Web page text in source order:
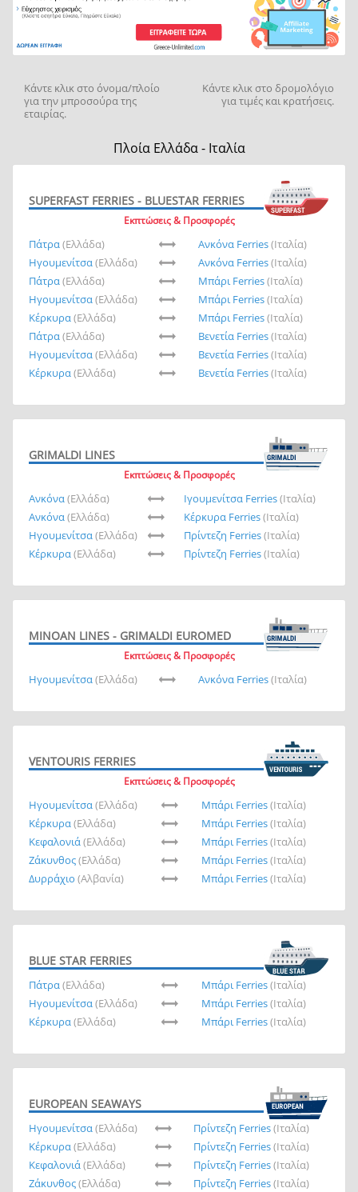
Κάντε κλικ στο όνομα/πλοίο
για την μπροσούρα της
εταιρίας.
Κάντε κλικ στο δρομολόγιο
για τιμές και κρατήσεις.
Πλοία Ελλάδα - Ιταλία
SUPERFAST FERRIES - BLUESTAR FERRIES
Εκπτώσεις & Προσφορές
Πάτρα(Ελλάδα) Ανκόνα Ferries(Ιταλία)
Ηγουμενίτσα(Ελλάδα) Ανκόνα Ferries(Ιταλία)
Πάτρα(Ελλάδα) Μπάρι Ferries(Ιταλία)
Ηγουμενίτσα(Ελλάδα) Μπάρι Ferries(Ιταλία)
Κέρκυρα(Ελλάδα) Μπάρι Ferries(Ιταλία)
Πάτρα(Ελλάδα) Βενετία Ferries(Ιταλία)
Ηγουμενίτσα(Ελλάδα) Βενετία Ferries(Ιταλία)
Κέρκυρα(Ελλάδα) Βενετία Ferries(Ιταλία)
GRIMALDI LINES
Εκπτώσεις & Προσφορές
Ανκόνα(Ελλάδα) Ιγουμενίτσα Ferries(Ιταλία)
Ανκόνα(Ελλάδα) Κέρκυρα Ferries(Ιταλία)
Ηγουμενίτσα(Ελλάδα) Πρίντεζη Ferries(Ιταλία)
Κέρκυρα(Ελλάδα) Πρίντεζη Ferries(Ιταλία)
MINOAN LINES - GRIMALDI EUROMED
Εκπτώσεις & Προσφορές
Ηγουμενίτσα(Ελλάδα) Ανκόνα Ferries(Ιταλία)
VENTOURIS FERRIES
Εκπτώσεις & Προσφορές
Ηγουμενίτσα(Ελλάδα) Μπάρι Ferries(Ιταλία)
Κέρκυρα(Ελλάδα) Μπάρι Ferries(Ιταλία)
Κεφαλονιά(Ελλάδα) Μπάρι Ferries(Ιταλία)
Ζάκυνθος(Ελλάδα) Μπάρι Ferries(Ιταλία)
Δυρράχιο (Αλβανία) Μπάρι Ferries(Ιταλία)
BLUE STAR FERRIES
Πάτρα(Ελλάδα) Μπάρι Ferries(Ιταλία)
Ηγουμενίτσα(Ελλάδα) Μπάρι Ferries(Ιταλία)
Κέρκυρα(Ελλάδα) Μπάρι Ferries(Ιταλία)
EUROPEAN SEAWAYS
Ηγουμενίτσα(Ελλάδα) Πρίντεζη Ferries(Ιταλία)
Κέρκυρα(Ελλάδα) Πρίντεζη Ferries(Ιταλία)
Κεφαλονιά(Ελλάδα) Πρίντεζη Ferries(Ιταλία)
Ζάκυνθος(Ελλάδα) Πρίντεζη Ferries(Ιταλία)